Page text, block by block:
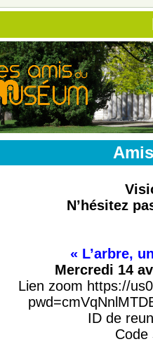
N’hésitez
« L’arbre,
Mercredi 14
Lien zoom https://
ID de
Code